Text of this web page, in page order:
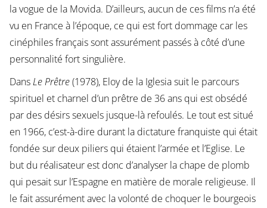
la vogue de la Movida. D’ailleurs, aucun de ces films n’a été
vu en France à l’époque, ce qui est fort dommage car les
cinéphiles français sont assurément passés à côté d’une
personnalité fort singulière.
DansLe Prêtre(1978), Eloy de la Iglesia suit le parcours
spirituel et charnel d’un prêtre de 36 ans qui est obsédé
par des désirs sexuels jusque-là refoulés. Le tout est situé
en 1966, c’est-à-dire durant la dictature franquiste qui était
fondée sur deux piliers qui étaient l’armée et l’Eglise. Le
but du réalisateur est donc d’analyser la chape de plomb
qui pesait sur l’Espagne en matière de morale religieuse. Il
le fait assurément avec la volonté de choquer le bourgeois